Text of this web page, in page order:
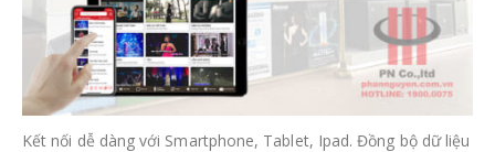
Kết nối dễ dàng với Smartphone, Tablet, Ipad. Đồng bộ dữ liệu